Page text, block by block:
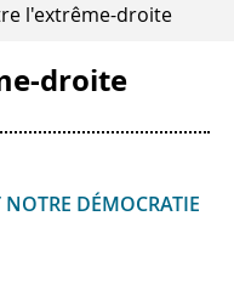
l'extrême-droite
droite
DÉMOCRATIE